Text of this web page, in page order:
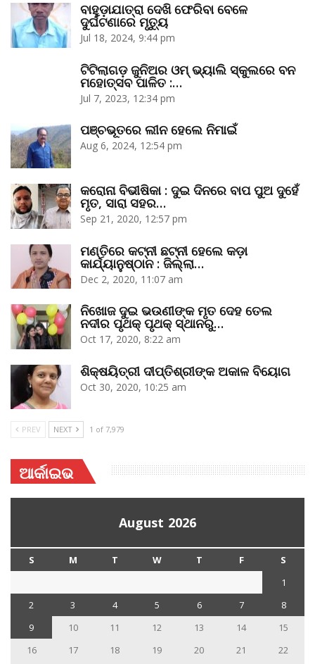
ବାହୁଡ଼ାଯାତ୍ରା ଦେଖି ଫେରିବା ବେଳେ
ଦୁର୍ଘଟଣାରେ ମୃତ୍ୟୁ
Jul 18, 2024, 9:44 pm
ଟିଟିଲାଗଡ଼ ଜୁନିଅର ଓମ୍‌ ଭ୍ୟାଲି ସ୍କୁଲରେ ବନ
ମହୋତ୍ସବ ପାଳିତ :…
Jul 7, 2023, 12:34 pm
ପଞ୍ଚଭୂତରେ ଲୀନ ହେଲେ ନିମାଇଁ
Aug 6, 2024, 12:54 pm
କରୋନା ବିଭୀଷିକା : ଦୁଇ ଦିନରେ ବାପ ପୁଅ ଦୁହେଁ
ମୃତ, ସାରା ସହର…
Sep 21, 2020, 12:57 pm
ମଣ୍ତିରେ କଟ୍‌ନୀ ଛଟ୍‌ନୀ ହେଲେ କଡ଼ା
କାର୍ଯ୍ୟାନୁଷ୍ଠାନ : ଜିଲ୍ଲା…
Dec 2, 2020, 11:07 am
ନିଖୋଜ ଦୁଇ ଭଉଣୀଙ୍କ ମୃତ ଦେହ ତେଲ
ନଦୀର ପୃଥକ୍‌ ପୃଥକ୍‌ ସ୍ଥାନରୁ…
Oct 17, 2020, 8:22 am
ଶିକ୍ଷୟିତ୍ରୀ ଦୀପ୍ତିଶ୍ରୀଙ୍କ ଅକାଳ ବିୟୋଗ
Oct 30, 2020, 10:25 am
PREV NEXT 1 of 7,979
ଆର୍କାଇଭ
August 2026
S M T W T F
S
1
2
3 4 5 6 7
8
9
10 11 12 13 14
15
16
17 18 19 20 21 22